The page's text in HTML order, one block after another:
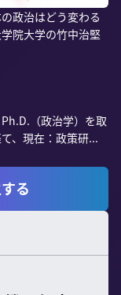
政治はどう変わる
院大学の竹中治堅
（政治学）を取
、現在：政策研...
る